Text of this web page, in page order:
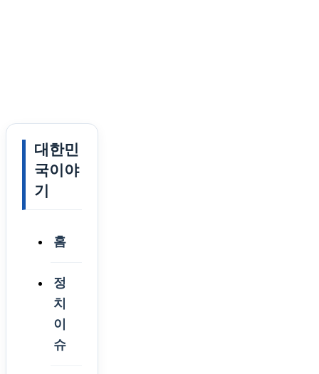
대한민
국이야
기
홈
정
치
이
슈